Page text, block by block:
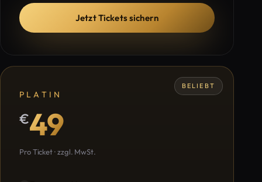
Jetzt Tickets sichern
BELIEBT
PLATIN
€49
Pro Ticket · zzgl. MwSt.